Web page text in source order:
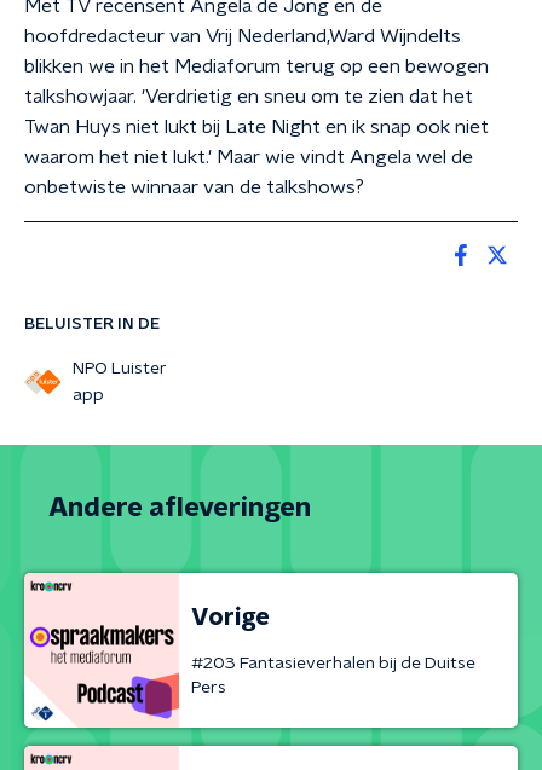
BELUISTER IN DE
NPO Luister
app
Met TV recensent Angela de Jong en de
hoofdredacteur van Vrij Nederland,Ward Wijndelts
blikken we in het Mediaforum terug op een bewogen
talkshowjaar. 'Verdrietig en sneu om te zien dat het
Twan Huys niet lukt bij Late Night en ik snap ook niet
waarom het niet lukt.' Maar wie vindt Angela wel de
onbetwiste winnaar van de talkshows?
Andere afleveringen
Vorige
#203 Fantasieverhalen bij de Duitse
Pers